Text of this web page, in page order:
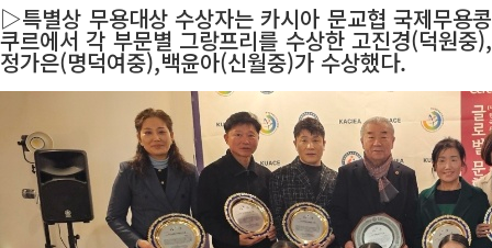
▷특별상 무용대상 수상자는 카시아 문교협 국제무용콩
쿠르에서 각 부문별 그랑프리를 수상한 고진경(덕원중),
정가은(명덕여중),백윤아(신월중)가 수상했다.